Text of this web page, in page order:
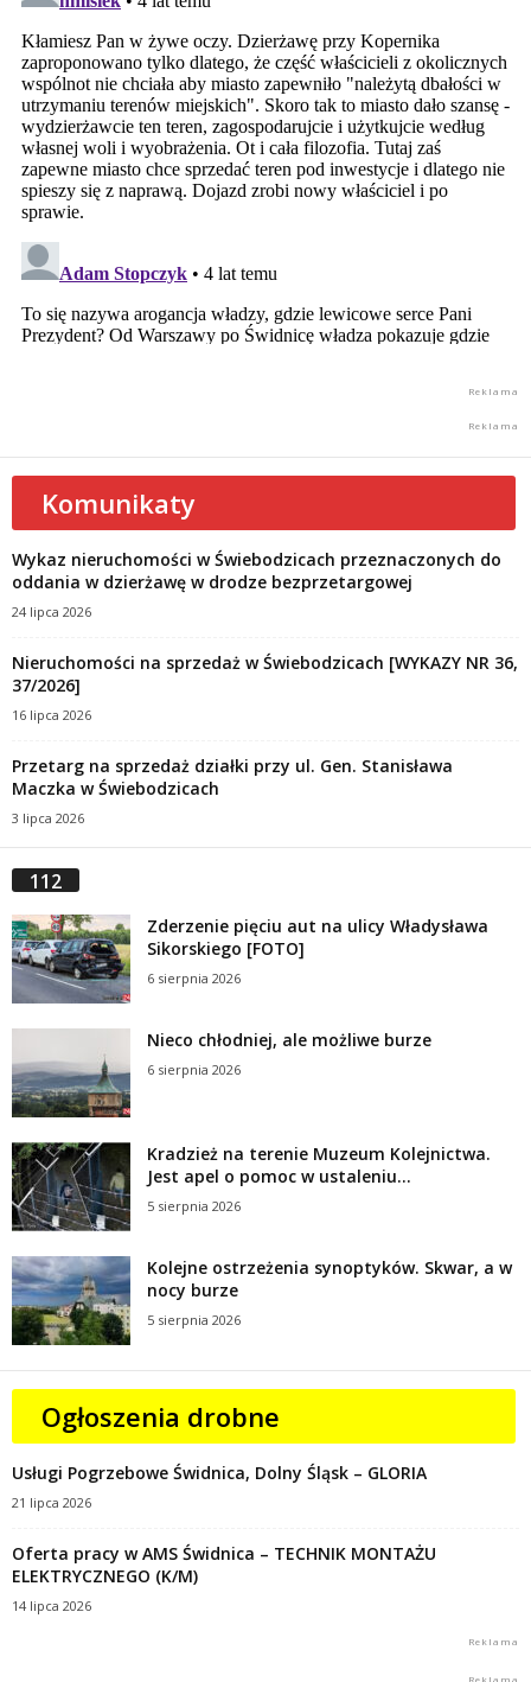
Komunikaty
Wykaz nieruchomości w Świebodzicach przeznaczonych do
oddania w dzierżawę w drodze bezprzetargowej
24 lipca 2026
Nieruchomości na sprzedaż w Świebodzicach [WYKAZY NR 36,
37/2026]
16 lipca 2026
Przetarg na sprzedaż działki przy ul. Gen. Stanisława
Maczka w Świebodzicach
3 lipca 2026
112
Zderzenie pięciu aut na ulicy Władysława
Sikorskiego [FOTO]
6 sierpnia 2026
Nieco chłodniej, ale możliwe burze
6 sierpnia 2026
Kradzież na terenie Muzeum Kolejnictwa.
Jest apel o pomoc w ustaleniu...
5 sierpnia 2026
Kolejne ostrzeżenia synoptyków. Skwar, a w
nocy burze
5 sierpnia 2026
Ogłoszenia drobne
Usługi Pogrzebowe Świdnica, Dolny Śląsk – GLORIA
21 lipca 2026
Oferta pracy w AMS Świdnica – TECHNIK MONTAŻU
ELEKTRYCZNEGO (K/M)
14 lipca 2026